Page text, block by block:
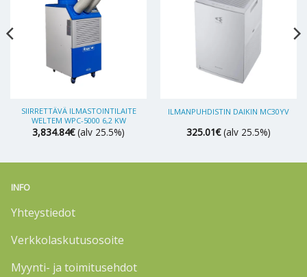
SIIRRETTÄVÄ ILMASTOINTILAITE
WELTEM WPC-5000 6,2 KW
3,834.84€ (alv 25.5%)
ILMANPUHDISTIN DAIKIN MC30YV
325.01€ (alv 25.5%)
INFO
Yhteystiedot
Verkkolaskutusosoite
Myynti- ja toimitusehdot